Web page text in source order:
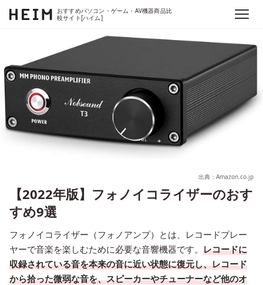
おすすめパソコン・ゲーム・AV機器商品比
較サイト[ハイム]
出典：Amazon.co.jp
【2022年版】フォノイコライザーのおす
すめ9選
フォノイコライザー（フォノアンプ）とは、レコードプレー
ヤーで音楽を楽しむために必要な音響機器です。 レコードに
収録されている音を本来の音に近い状態に復元し、レコード
から拾った微弱な音を、スピーカーやチューナーなど他のオ